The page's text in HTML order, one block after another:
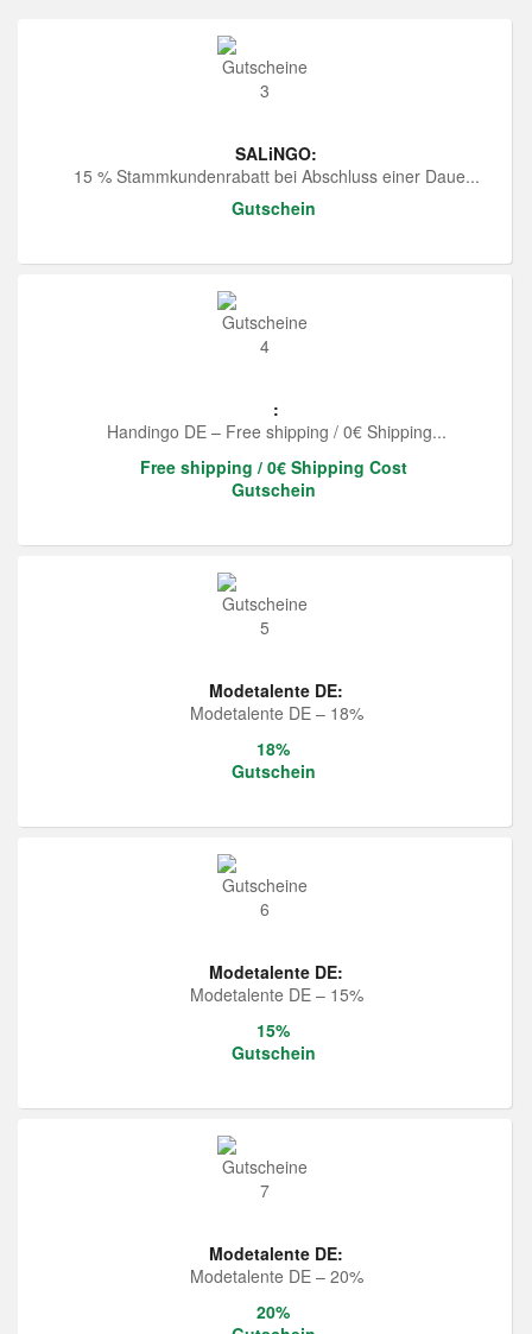
SALiNGO:
15 % Stammkundenrabatt bei Abschluss einer Daue...
Gutschein
:
Handingo DE – Free shipping / 0€ Shipping...
Free shipping / 0€ Shipping Cost
Gutschein
Modetalente DE:
Modetalente DE – 18%
18%
Gutschein
Modetalente DE:
Modetalente DE – 15%
15%
Gutschein
Modetalente DE:
Modetalente DE – 20%
20%